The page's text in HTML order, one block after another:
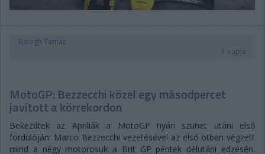
Balogh Tamás
1 napja
MotoGP: Bezzecchi közel egy másodpercet
javított a körrekordon
Bekezdtek az Apriliák a MotoGP nyári szünet utáni első
fordulóján: Marco Bezzecchi vezetésével az első ötben végzett
mind a négy motorosuk a Brit GP péntek délutáni edzésén.